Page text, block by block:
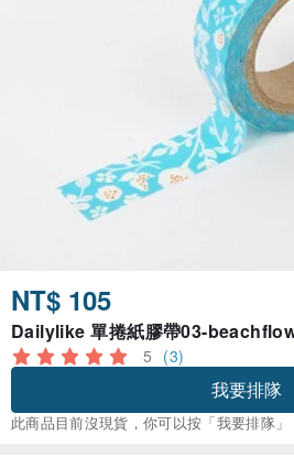
NT$ 105
Dailylike 單捲紙膠帶03-
5 (3)
我要排隊
此商品目前沒現貨，你可以按「我要排隊